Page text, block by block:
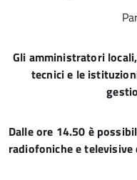
Gli amministratori
tecnici e le
Dalle ore 14.50 è
radiofoniche e